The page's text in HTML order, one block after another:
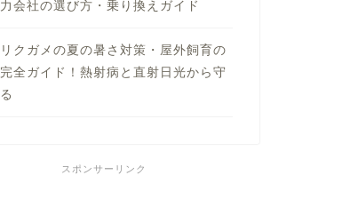
力会社の選び方・乗り換えガイド
リクガメの夏の暑さ対策・屋外飼育の
完全ガイド！熱射病と直射日光から守
る
スポンサーリンク